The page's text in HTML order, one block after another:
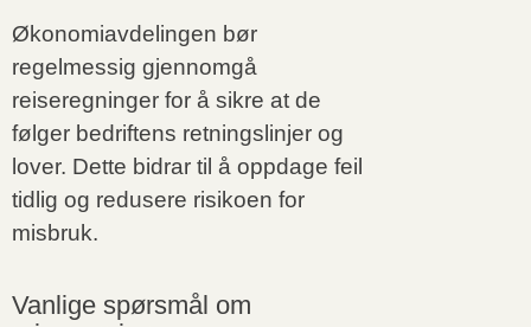
Økonomiavdelingen bør
regelmessig gjennomgå
reiseregninger for å sikre at de
følger bedriftens retningslinjer og
lover. Dette bidrar til å oppdage feil
tidlig og redusere risikoen for
misbruk.
Vanlige spørsmål om